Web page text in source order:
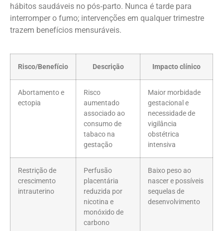
hábitos saudáveis no pós‑parto. Nunca é tarde para
interromper o fumo; intervenções em qualquer trimestre
trazem benefícios mensuráveis.
Risco/Benefício Descrição Impacto clínico
Abortamento e
ectopia
Risco
aumentado
associado ao
consumo de
tabaco na
gestação
Maior morbidade
gestacional e
necessidade de
vigilância
obstétrica
intensiva
Restrição de
crescimento
intrauterino
Perfusão
placentária
reduzida por
nicotina e
monóxido de
carbono
Baixo peso ao
nascer e possíveis
sequelas de
desenvolvimento